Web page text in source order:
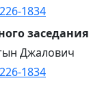
1834
заседания
Джалович
1834